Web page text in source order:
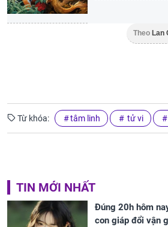
Theo Lan
Từ khóa: tâm linh tử vi
TIN MỚI NHẤT
Đúng 20h hôm
con giáp đổi vận